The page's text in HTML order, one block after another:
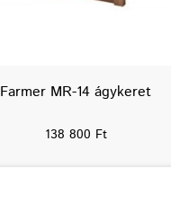
Farmer MR-14 ágykeret
138 800 Ft